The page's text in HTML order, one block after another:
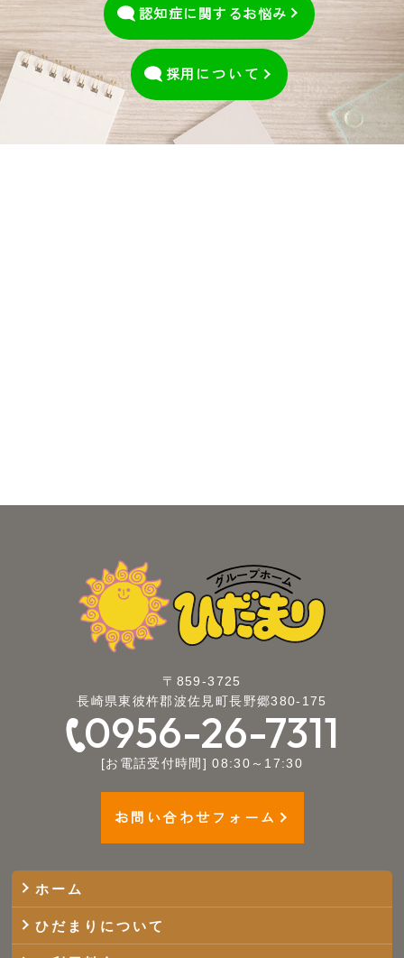
認知症に関するお悩み
採用 について
〒859-3725
長崎県東彼杵郡波佐見町長野郷380-175
0956-26-7311
[お電話受付時間] 08:30～17:30
お問い合わせフォーム
ホーム
ひだまりについて